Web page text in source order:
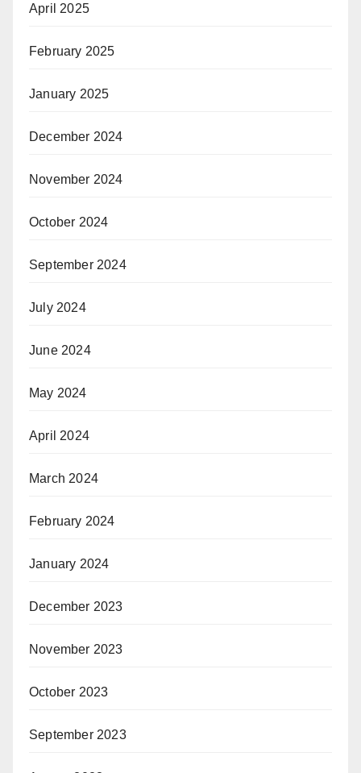
April 2025
February 2025
January 2025
December 2024
November 2024
October 2024
September 2024
July 2024
June 2024
May 2024
April 2024
March 2024
February 2024
January 2024
December 2023
November 2023
October 2023
September 2023